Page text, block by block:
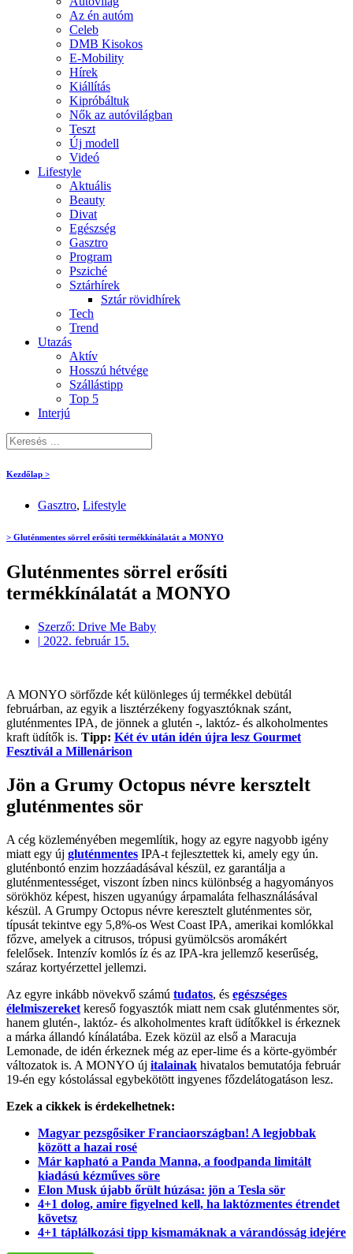
Az én autóm
Celeb
DMB Kisokos
E-Mobility
Hírek
Kiállítás
Kipróbáltuk
Nők az autóvilágban
Teszt
Új modell
Videó
Lifestyle
Aktuális
Beauty
Divat
Egészség
Gasztro
Program
Psziché
Sztárhírek
Sztár rövidhírek
Tech
Trend
Utazás
Aktív
Hosszú hétvége
Szállástipp
Top 5
Interjú
Kezdőlap >
Gasztro, Lifestyle
> Gluténmentes sörrel erősíti termékkínálatát a MONYO
Gluténmentes sörrel erősíti
termékkínálatát a MONYO
Szerző: Drive Me Baby
| 2022. február 15.
A MONYO sörfőzde két különleges új termékkel debütál
februárban, az egyik a lisztérzékeny fogyasztóknak szánt,
gluténmentes IPA, de jönnek a glutén -, laktóz- és alkoholmentes
kraft üdítők is. Tipp: Két év után idén újra lesz Gourmet
Fesztivál a Millenárison
Jön a Grumy Octopus névre kersztelt
gluténmentes sör
A cég közleményében megemlítik, hogy az egyre nagyobb igény
miatt egy új gluténmentes IPA-t fejlesztettek ki, amely egy ún.
gluténbontó enzim hozzáadásával készül, ez garantálja a
gluténmentességet, viszont ízben nincs különbség a hagyományos
sörökhöz képest, hiszen ugyanúgy árpamaláta felhasználásával
készül. A Grumpy Octopus névre keresztelt gluténmentes sör,
típusát tekintve egy 5,8%-os West Coast IPA, amerikai komlókkal
főzve, amelyek a citrusos, trópusi gyümölcsös aromákért
felelősek. Intenzív komlós íz és az IPA-kra jellemző keserűség,
száraz kortyérzettel jellemzi.
Az egyre inkább növekvő számú tudatos, és egészséges
élelmiszereket kereső fogyasztók miatt nem csak gluténmentes sör,
hanem glutén-, laktóz- és alkoholmentes kraft üdítőkkel is érkeznek
a márka állandó kínálatába. Ezek közül az első a Maracuja
Lemonade, de idén érkeznek még az eper-lime és a körte-gyömbér
változatok is. A MONYO új italainak hivatalos bemutatója február
19-én egy kóstolással egybekötött ingyenes főzdelátogatáson lesz.
Ezek a cikkek is érdekelhetnek:
Magyar pezsgősiker Franciaországban! A legjobbak
között a hazai rosé
Már kapható a Panda Manna, a foodpanda limitált
kiadású kézműves söre
Elon Musk újabb őrült húzása: jön a Tesla sör
4+1 dolog, amire figyelned kell, ha laktózmentes étrendet
követsz
4+1 táplálkozási tipp kismamáknak a várandósság idejére